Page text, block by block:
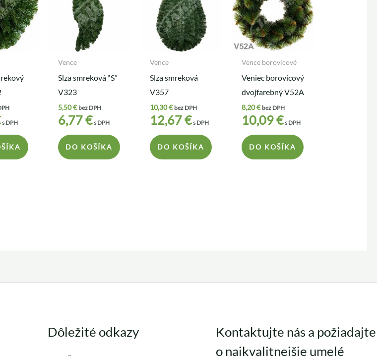
s DPH
Vence
Slza smreková “S”
V323
5,50€ bez DPH
6,77€s DPH
DO KOŠÍKA
Vence
Slza smreková
V357
10,30€ bez DPH
12,67€s DPH
DO KOŠÍKA
Vence borovicové
Veniec borovicový
dvojfarebný V52A
8,20€ bez DPH
10,09€s DPH
DO KOŠÍKA
Dôležité odkazy
Kontaktujte nás a požiadajte
o najkvalitnejšie umelé